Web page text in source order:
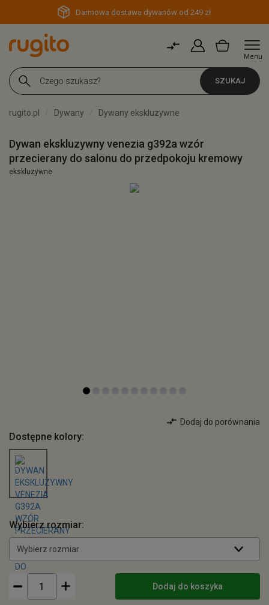
Darmowa dostawa dywanów od 249 zł
Menu
SZUKAJ
rugito.pl Dywany Dywany ekskluzywne
Dywan ekskluzywny venezia g392a wzór
przecierany do salonu do przedpokoju kremowy
ekskluzywne
Dodaj do porównania
Dostępne kolory:
Wybierz rozmiar:
Wybierz rozmiar
Dodaj do koszyka